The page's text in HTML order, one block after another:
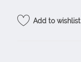
Add to wishlist